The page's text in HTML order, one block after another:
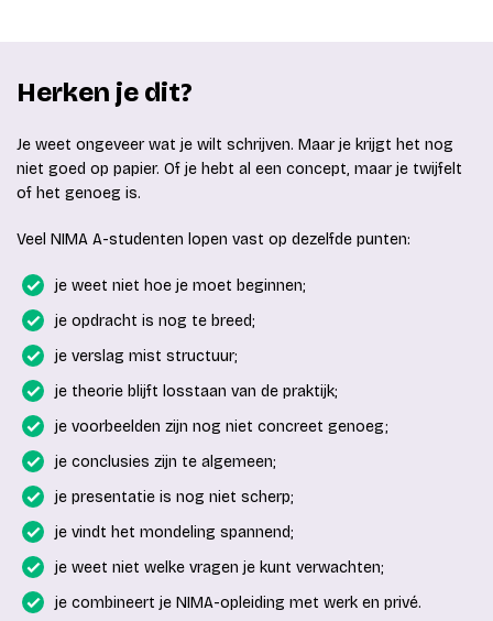
Herken je dit?
Je weet ongeveer wat je wilt schrijven. Maar je krijgt het nog
niet goed op papier. Of je hebt al een concept, maar je twijfelt
of het genoeg is.
Veel NIMA A-studenten lopen vast op dezelfde punten:
je weet niet hoe je moet beginnen;
je opdracht is nog te breed;
je verslag mist structuur;
je theorie blijft losstaan van de praktijk;
je voorbeelden zijn nog niet concreet genoeg;
je conclusies zijn te algemeen;
je presentatie is nog niet scherp;
je vindt het mondeling spannend;
je weet niet welke vragen je kunt verwachten;
je combineert je NIMA-opleiding met werk en privé.